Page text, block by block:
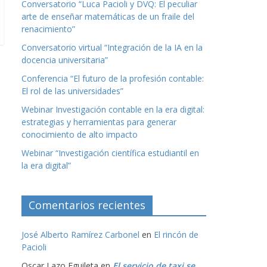
Conversatorio “Luca Pacioli y DVQ: El peculiar
arte de enseñar matemáticas de un fraile del
renacimiento”
Conversatorio virtual “Integración de la IA en la
docencia universitaria”
Conferencia “El futuro de la profesión contable:
El rol de las universidades”
Webinar Investigación contable en la era digital:
estrategias y herramientas para generar
conocimiento de alto impacto
Webinar “Investigación científica estudiantil en
la era digital”
Comentarios recientes
José Alberto Ramírez Carbonel en El rincón de
Pacioli